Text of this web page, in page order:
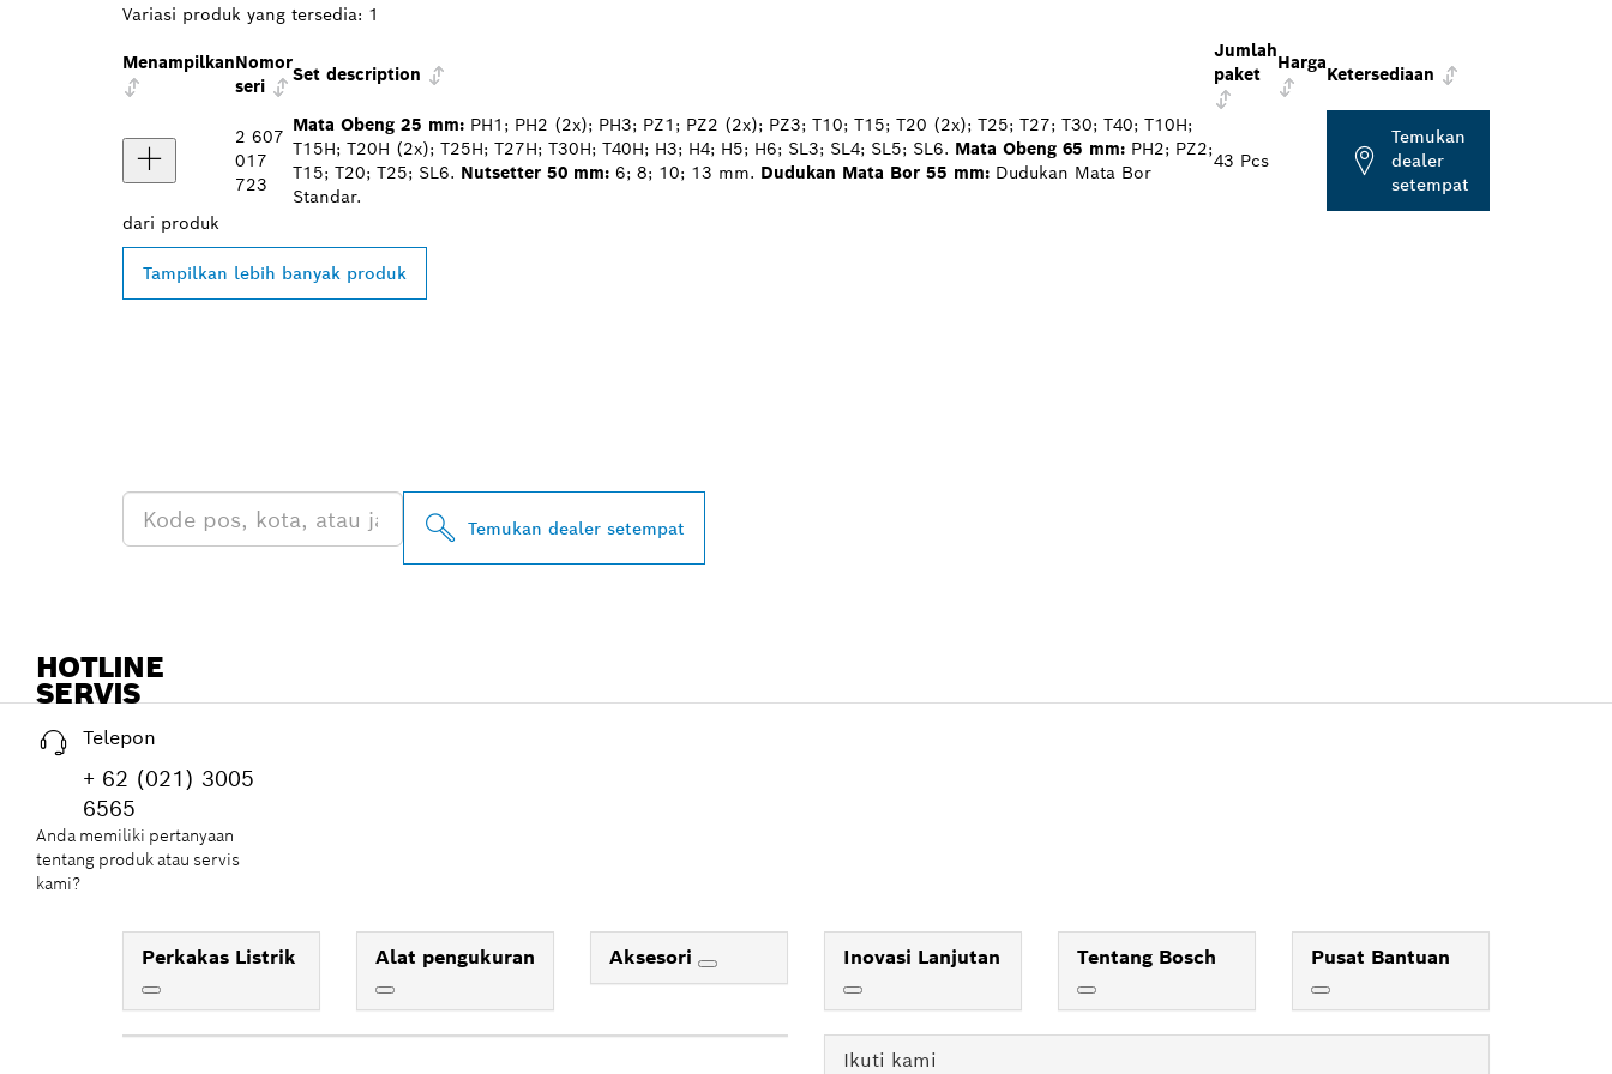
Variasi produk yang tersedia: 1
MenampilkanNomor
seri
Set description
Jumlah
paket
Harga
Ketersediaan
2 607
017
723
Mata Obeng 25 mm: PH1; PH2 (2x); PH3; PZ1; PZ2 (2x); PZ3; T10; T15; T20 (2x); T25; T27; T30; T40; T10H;
T15H; T20H (2x); T25H; T27H; T30H; T40H; H3; H4; H5; H6; SL3; SL4; SL5; SL6. Mata Obeng 65 mm: PH2; PZ2;
T15; T20; T25; SL6. Nutsetter 50 mm: 6; 8; 10; 13 mm. Dudukan Mata Bor 55 mm: Dudukan Mata Bor
Standar.
43 Pcs
Temukan
dealer
setempat
dari produk
Tampilkan lebih banyak produk
Temukan dealer setempat
HOTLINE
SERVIS
Telepon
+ 62 (021) 3005
6565
Anda memiliki pertanyaan
tentang produk atau servis
kami?
Perkakas Listrik Alat pengukuran Aksesori Inovasi Lanjutan Tentang Bosch Pusat Bantuan
Ikuti kami